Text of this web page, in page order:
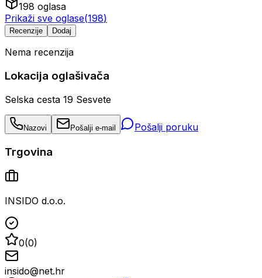
198 oglasa
Prikaži sve oglase(198)
Recenzije Dodaj
Nema recenzija
Lokacija oglašivača
Selska cesta 19 Sesvete
Nazovi Pošalji e-mail Pošalji poruku
Trgovina
INSIDO d.o.o.
0(0)
insido@net.hr